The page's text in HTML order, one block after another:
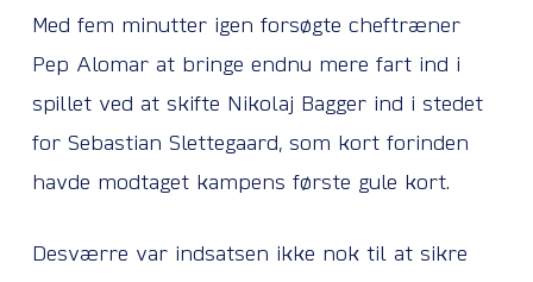
Med fem minutter igen forsøgte cheftræner
Pep Alomar at bringe endnu mere fart ind i
spillet ved at skifte Nikolaj Bagger ind i stedet
for Sebastian Slettegaard, som kort forinden
havde modtaget kampens første gule kort.
Desværre var indsatsen ikke nok til at sikre